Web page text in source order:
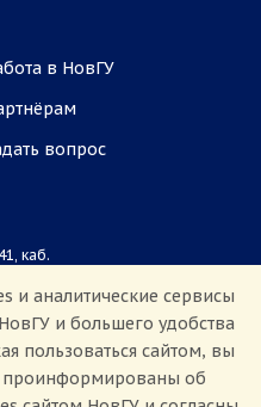
в НовГУ
вопрос
каб.
44
и аналитические сервисы
и большего удобства
пользоваться сайтом, вы
проинформированы об